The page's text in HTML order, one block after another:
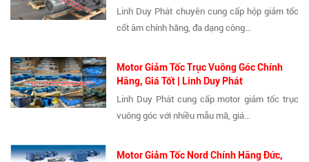
Linh Duy Phát chuyên cung cấp hộp giảm tốc
cốt âm chính hãng, đa dạng công...
Motor Giảm Tốc Trục Vuông Góc Chính
Hãng, Giá Tốt | Linh Duy Phát
Linh Duy Phát cung cấp motor giảm tốc trục
vuông góc với nhiều mẫu mã, giá...
Motor Giảm Tốc Nord Chính Hãng Đức,